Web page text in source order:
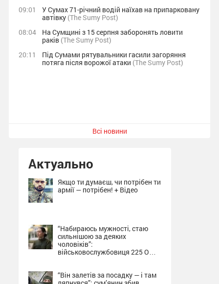
09:01
У Сумах 71-річний водій наїхав на припарковану
автівку (The Sumy Post)
08:04
На Сумщині з 15 серпня заборонять ловити
раків (The Sumy Post)
20:11
Під Сумами рятувальники гасили загоряння
потяга після ворожої атаки (The Sumy Post)
Всі новини
Актуально
Якщо ти думаєш, чи потрібен ти
армії — потрібен! + Відео
“Набираюсь мужності, стаю
сильнішою за деяких
чоловіків”:
військовослужбовиця 225 ОШП
“Він залетів за посадку — і там